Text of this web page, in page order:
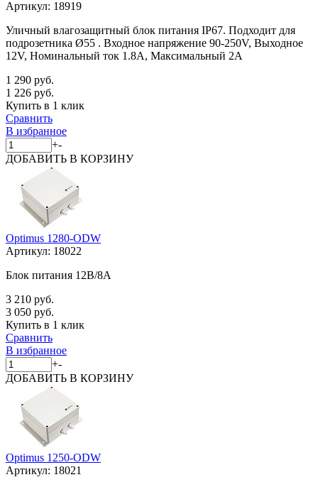
Артикул: 18919
Уличный влагозащитный блок питания IP67. Подходит для
подрозетника Ø55 . Входное напряжение 90-250V, Выходное
12V, Номинальный ток 1.8A, Максимальный 2А
1 290 руб.
1 226 руб.
Купить в 1 клик
Сравнить
В избранное
+-
ДОБАВИТЬ В КОРЗИНУ
Optimus 1280-ODW
Артикул: 18022
Блок питания 12В/8А
3 210 руб.
3 050 руб.
Купить в 1 клик
Сравнить
В избранное
+-
ДОБАВИТЬ В КОРЗИНУ
Optimus 1250-ODW
Артикул: 18021